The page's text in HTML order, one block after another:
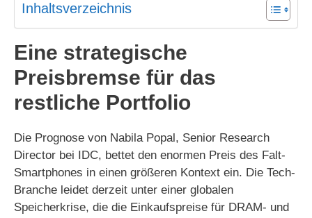
Inhaltsverzeichnis
Eine strategische
Preisbremse für das
restliche Portfolio
Die Prognose von Nabila Popal, Senior Research
Director bei IDC, bettet den enormen Preis des Falt-
Smartphones in einen größeren Kontext ein. Die Tech-
Branche leidet derzeit unter einer globalen
Speicherkrise, die die Einkaufspreise für DRAM- und